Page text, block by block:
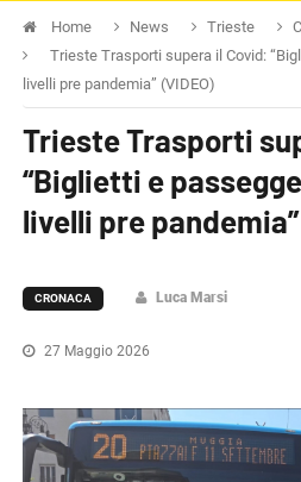
Home News Trieste
Trieste Trasporti supera il Covid:
livelli pre pandemia” (VIDEO)
Trieste Trasporti
“Biglietti e
livelli pre pandemia”
CRONACA Luca Marsi
27 Maggio 2026